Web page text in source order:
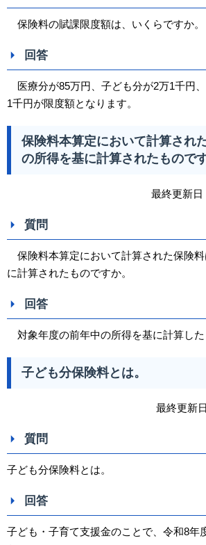
保険料の賦課限度額は、いくらですか。
回答
医療分が85万円、子ども分が2万1千円
1千円が限度額となります。
保険料本算定において計算され
の所得を基に計算されたものです
最終更新日
質問
保険料本算定において計算された保険
に計算されたものですか。
回答
対象年度の前年中の所得を基に計算し
子ども分保険料とは。
最終更新
質問
子ども分保険料とは。
回答
子ども・子育て支援金のことで、令和8年